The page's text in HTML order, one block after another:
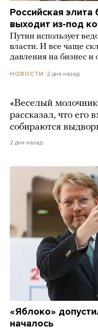
Российская
выходит из-под
Путин использует
власти. И все чаще
давления на бизнес
НОВОСТИ 2 дня назад
«Веселый
рассказал, что его
собираются
2 дня назад
«Яблоко»
началось